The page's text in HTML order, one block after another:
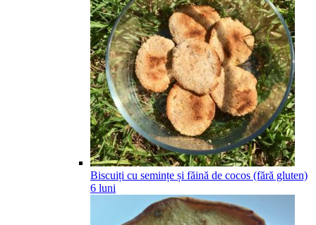
Biscuiți cu semințe și făină de cocos (fără gluten)
6 luni